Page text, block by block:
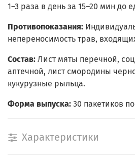
1–3 раза в день за 15–20 мин до
Противопоказания:
непереносимость трав,
Состав: Лист мяты перечной,
аптечной, лист смородины
кукурузные рыльца.
Форма выпуска: 30 пакетиков
Характеристики